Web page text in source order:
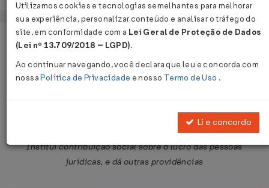
Página Inicial Legislações
Lei Nº 7689 DE 15/12/1988
Publicado no DOU em 16 dez 1988
Institui contribuição social sobre o lucro das pessoas
jurídicas, e dá outras providências
Utilizamos cookies e tecnologias semelhantes para melhorar
sua experiência, personalizar conteúdo e analisar o tráfego do
site, em conformidade com a Lei Geral de Proteção de Dados
(Lei nº 13.709/2018 – LGPD).
Ao continuar navegando, você declara que leu e concorda com
nossaPolítica de Privacidade e nosso Termo de Uso .
Li e concordo